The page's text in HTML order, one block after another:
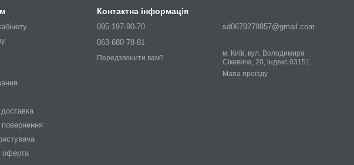
оферта
Контактна інформація
095 197-90-70
063 680-78-81
Передзвонити вам?
sd0679279857@gmail.com
м. Київ, вул. Володимира
Сікевича, 20, індекс 03151
Мапа проїзду